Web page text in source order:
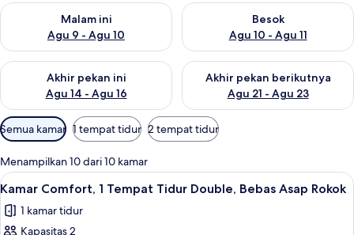
Malam ini
Agu 9 - Agu 10
Periksa ketersediaan untuk malam ini Agu 9 - Agu 10
Besok
Agu 10 - Agu 11
Periksa ketersediaan untuk
Akhir pekan ini
Agu 14 - Agu 16
Periksa ketersediaan untuk akhir pekan ini Agu 14 - Agu 16
Akhir pekan berikutnya
Agu 21 - Agu 23
Periksa ketersediaan untuk
Filter
tersedia
untuk
kamar
Semua kamar 1 tempat tidur 2 tempat tidur
Menampilkan 10 dari 10 kamar
Lihat
semua
foto
Kamar Comfort, 1 Tempat Tidur
13
Kamar Comfort, 1 Tempat Tidur Double, Bebas Asap Rokok
1 kamar tidur
Kapasitas 2